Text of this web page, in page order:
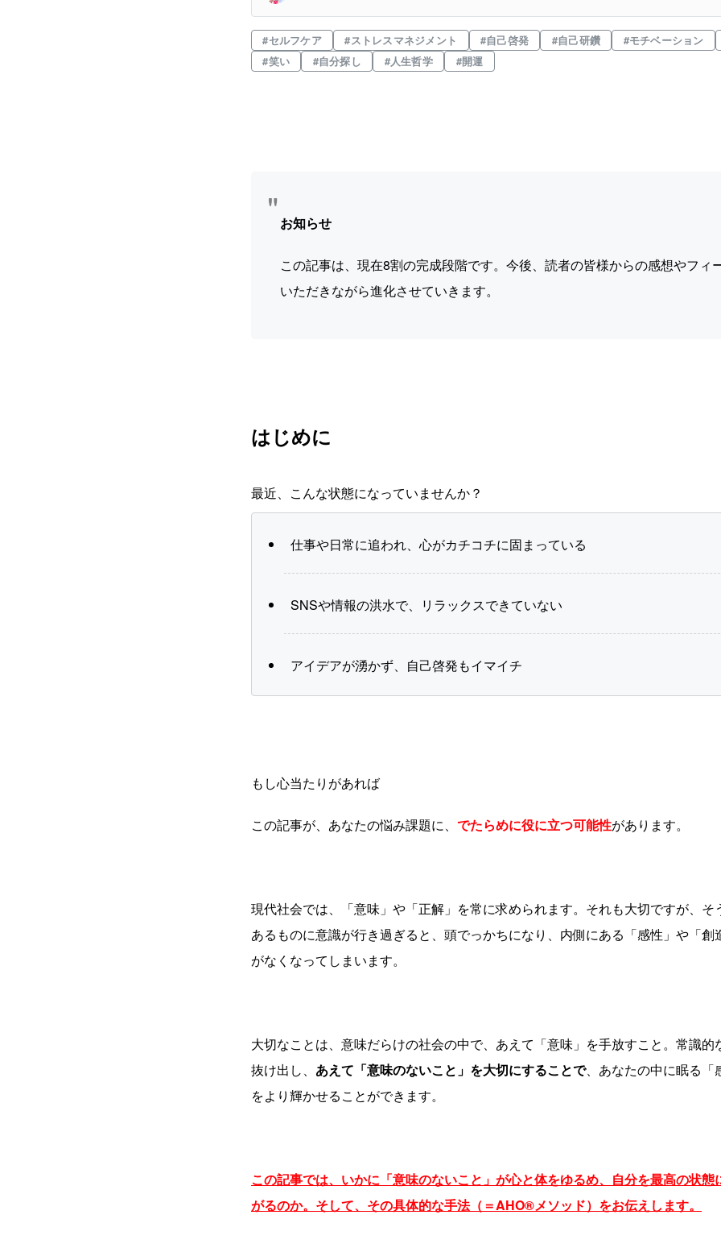
#セルフケア #ストレスマネジメント #自己啓発 #自己研鑽 #モチベーション
#笑い #自分探し #人生哲学 #開運
お知らせ
この記事は、現在8割の完成段階です。今後、読者の皆様からの感想やフィ
いただきながら進化させていきます。
はじめに
最近、こんな状態になっていませんか？
仕事や日常に追われ、心がカチコチに固まっている
SNSや情報の洪水で、リラックスできていない
アイデアが湧かず、自己啓発もイマイチ
もし心当たりがあれば
この記事が、あなたの悩み課題に、 でたらめに役に立つ可能性があります。
現代社会では、「意味」や「正解」を常に求められます。それも大切ですが、そ
あるものに意識が行き過ぎると、頭でっかちになり、内側にある「感性」や「創
がなくなってしまいます。
大切なことは、意味だらけの社会の中で、あえて「意味」を手放すこと。常識的
抜け出し、 あえて「意味のないこと」を大切にすることで、あなたの中に眠る「
をより輝かせることができます。
この記事では、いかに「意味のないこと」が心と体をゆるめ、自分を最高の状態
がるのか。そして、その具体的な手法（＝AHO®メソッド）をお伝えします。